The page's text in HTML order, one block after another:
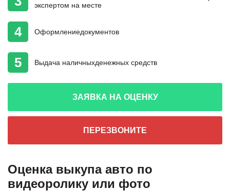
экспертом на месте
4 Оформлениедокументов
5 Выдача наличныхденежных средств
ЗАЯВКА НА ОЦЕНКУ
ПЕРЕЗВОНИТЕ
Оценка выкупа авто по
видеоролику или фото